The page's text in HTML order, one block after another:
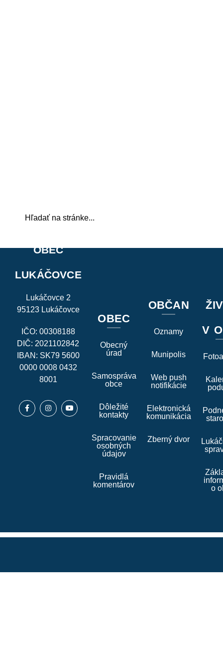
OBEC
LUKÁČOVCE
Lukáčovce 2
95123 Lukáčovce
IČO: 00308188
DIČ: 2021102842
IBAN: SK79 5600
0000 0008 0432
8001
OBEC
Obecný
úrad
Samospráva
obce
Dôležité
kontakty
Spracovanie
osobných
údajov
Pravidlá
komentárov
OBČAN
Oznamy
Munipolis
Web push
notifikácie
Elektronická
komunikácia
Zberný dvor
V
o